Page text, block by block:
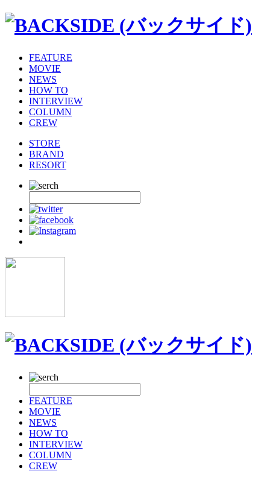
FEATURE
MOVIE
NEWS
HOW TO
INTERVIEW
COLUMN
CREW
STORE
BRAND
RESORT
FEATURE
MOVIE
NEWS
HOW TO
INTERVIEW
COLUMN
CREW